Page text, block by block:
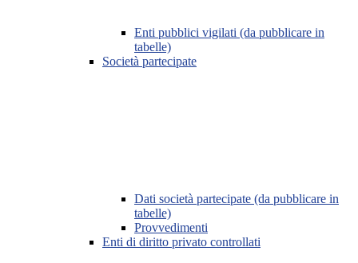
Enti pubblici vigilati (da pubblicare in
tabelle)
Società partecipate
Dati società partecipate (da pubblicare in
tabelle)
Provvedimenti
Enti di diritto privato controllati